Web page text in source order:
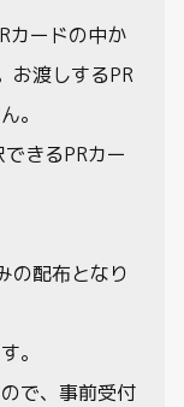
カードの中か
お渡しするPR
。
きるPRカー
の配布となり
。
で、事前受付